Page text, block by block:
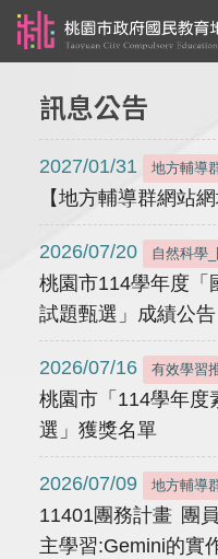
訊息公告
2027/01/31 地方輔導
【地方輔導群網站網
2026/07/20 自然科學
桃園市114學年度「
試題甄選」成績公告
2026/07/16 有效學習
桃園市「114學年度
選」獲獎名單
2026/07/09 地方輔導
11401團務計畫 團
主學習:Gemini的實